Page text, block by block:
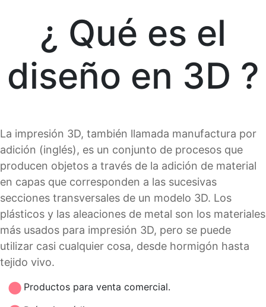
¿ Qué es el
diseño en 3D ?
La impresión 3D, también llamada manufactura por
adición (inglés), es un conjunto de procesos que
producen objetos a través de la adición de material
en capas que corresponden a las sucesivas
secciones transversales de un modelo 3D. Los
plásticos y las aleaciones de metal son los materiales
más usados para impresión 3D, pero se puede
utilizar casi cualquier cosa, desde hormigón hasta
tejido vivo.
Productos para venta comercial.